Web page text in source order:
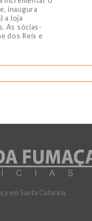
inaugura
a loja
As sócias-
dos Reis e
em Santa Catarina.